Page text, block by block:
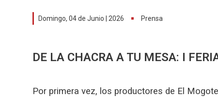
Domingo, 04 de Junio | 2026 Prensa
DE LA CHACRA A TU MESA: I
Por primera vez, los productores de El